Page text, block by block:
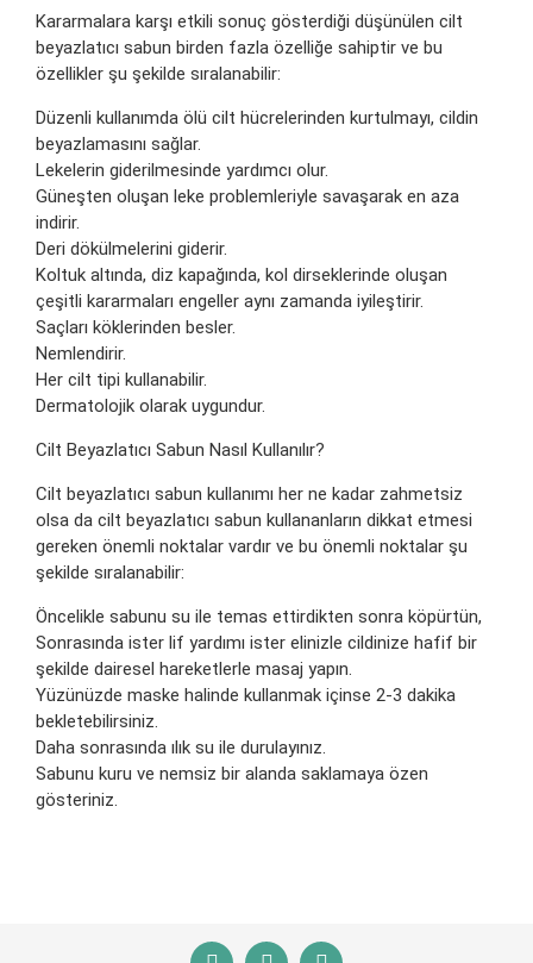
Kararmalara karşı etkili sonuç gösterdiği düşünülen cilt
beyazlatıcı sabun birden fazla özelliğe sahiptir ve bu
özellikler şu şekilde sıralanabilir:
Düzenli kullanımda ölü cilt hücrelerinden kurtulmayı, cildin
beyazlamasını sağlar.
Lekelerin giderilmesinde yardımcı olur.
Güneşten oluşan leke problemleriyle savaşarak en aza
indirir.
Deri dökülmelerini giderir.
Koltuk altında, diz kapağında, kol dirseklerinde oluşan
çeşitli kararmaları engeller aynı zamanda iyileştirir.
Saçları köklerinden besler.
Nemlendirir.
Her cilt tipi kullanabilir.
Dermatolojik olarak uygundur.
Cilt Beyazlatıcı Sabun Nasıl Kullanılır?
Cilt beyazlatıcı sabun kullanımı her ne kadar zahmetsiz
olsa da cilt beyazlatıcı sabun kullananların dikkat etmesi
gereken önemli noktalar vardır ve bu önemli noktalar şu
şekilde sıralanabilir:
Öncelikle sabunu su ile temas ettirdikten sonra köpürtün,
Sonrasında ister lif yardımı ister elinizle cildinize hafif bir
şekilde dairesel hareketlerle masaj yapın.
Yüzünüzde maske halinde kullanmak içinse 2-3 dakika
bekletebilirsiniz.
Daha sonrasında ılık su ile durulayınız.
Sabunu kuru ve nemsiz bir alanda saklamaya özen
gösteriniz.
Görüş ve önerileriniz için teşekkür ederiz.